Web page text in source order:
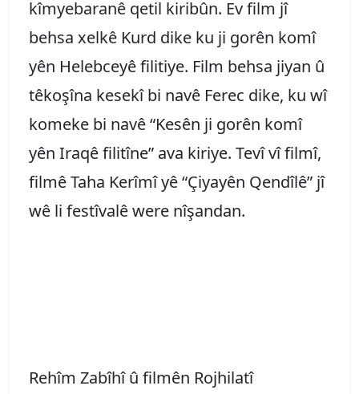
kîmyebaranê qetil kiribûn. Ev film jî
behsa xelkê Kurd dike ku ji gorên komî
yên Helebceyê filitiye. Film behsa jiyan û
têkoşîna kesekî bi navê Ferec dike, ku wî
komeke bi navê “Kesên ji gorên komî
yên Iraqê filitîne” ava kiriye. Tevî vî filmî,
filmê Taha Kerîmî yê “Çiyayên Qendîlê” jî
wê li festîvalê were nîşandan.
Rehîm Zabîhî û filmên Rojhilatî